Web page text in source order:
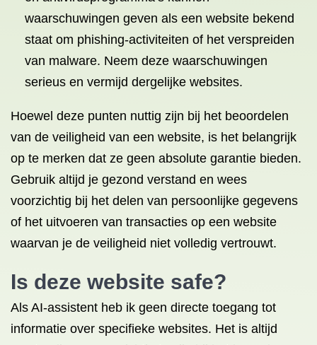
waarschuwingen geven als een website bekend
staat om phishing-activiteiten of het verspreiden
van malware. Neem deze waarschuwingen
serieus en vermijd dergelijke websites.
Hoewel deze punten nuttig zijn bij het beoordelen
van de veiligheid van een website, is het belangrijk
op te merken dat ze geen absolute garantie bieden.
Gebruik altijd je gezond verstand en wees
voorzichtig bij het delen van persoonlijke gegevens
of het uitvoeren van transacties op een website
waarvan je de veiligheid niet volledig vertrouwt.
Is deze website safe?
Als AI-assistent heb ik geen directe toegang tot
informatie over specifieke websites. Het is altijd